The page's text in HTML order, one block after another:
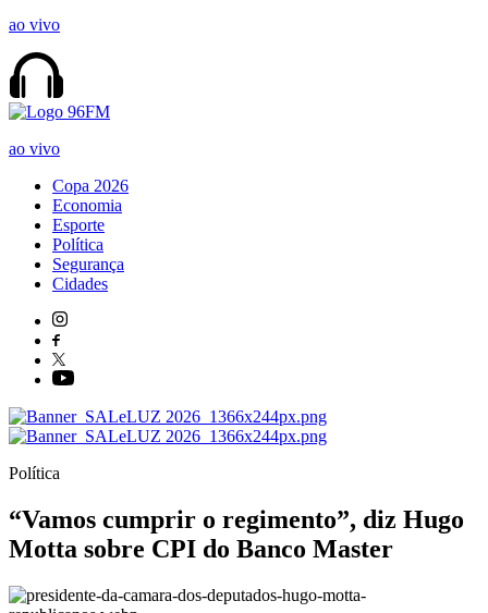
ao vivo
ao vivo
Copa 2026
Economia
Esporte
Política
Segurança
Cidades
Política
“Vamos cumprir o regimento”, diz Hugo
Motta sobre CPI do Banco Master